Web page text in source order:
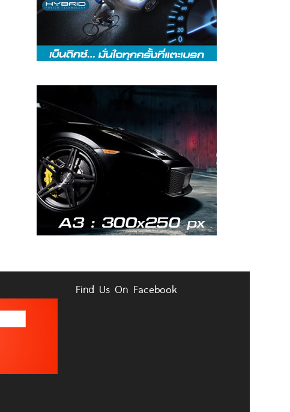
Find Us On Facebook